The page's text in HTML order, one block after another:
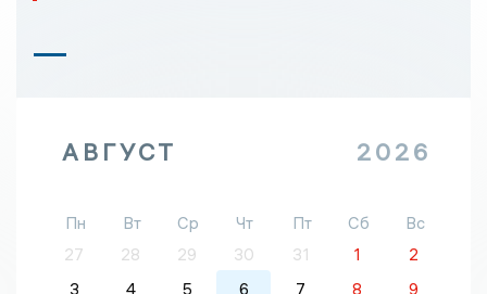
АВГУСТ 2026
Пн Вт Ср Чт Пт Сб
Вс
27
28 29 30 31 1
2
3
4 5 6 7 8 9